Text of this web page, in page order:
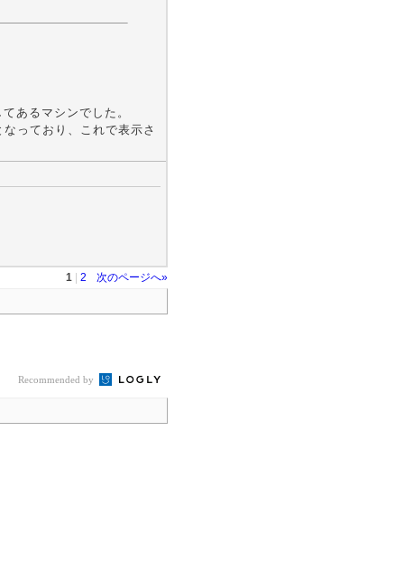
あるマシンでした。
っており、これで表示さ
1 2 次のページへ»
Recommended by